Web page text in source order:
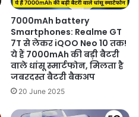
7000mAh battery
Smartphones: Realme GT
7T से लेकर iQOO Neo 10 तक!
ये हैं 7000mAh की बड़ी बैटरी
वाले धांसू स्मार्टफोन, मिलता है
जबरदस्त बैटरी बैकअप
20 June 2025